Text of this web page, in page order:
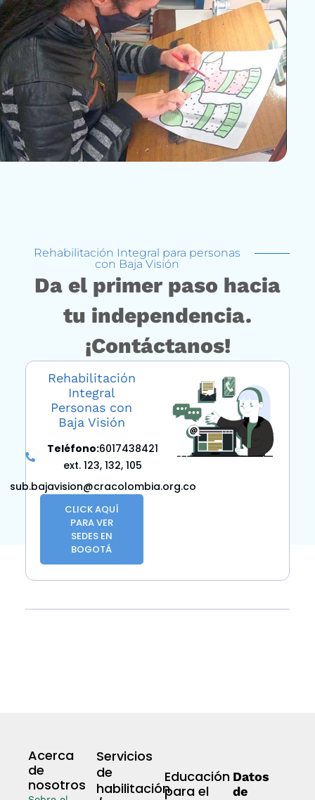
Rehabilitación Integral para personas
con Baja Visión
Da el primer paso hacia
tu independencia.
¡Contáctanos!
Rehabilitación
Integral
Personas con
Baja Visión
Teléfono:6017438421
ext. 123, 132, 105
sub.bajavision@cracolombia.org.co
CLICK AQUÍ
PARA VER
SEDES EN
BOGOTÁ
Acerca
de
nosotros
Servicios
de
habilitación
Educación
para el
Datos
de